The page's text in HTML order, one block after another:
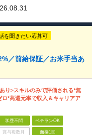
を聞きたい応募可
／前給保証／お米手当あ
り>スキルのみで評価される*無
ロ*高還元率で収入＆キャリアア
学歴不問 ベテランOK
賞与複数月 面接1回